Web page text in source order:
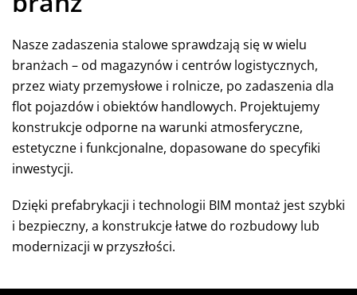
Nasze zadaszenia stalowe sprawdzają się w wielu
branżach – od magazynów i centrów logistycznych,
przez wiaty przemysłowe i rolnicze, po zadaszenia dla
flot pojazdów i obiektów handlowych. Projektujemy
konstrukcje odporne na warunki atmosferyczne,
estetyczne i funkcjonalne, dopasowane do specyfiki
inwestycji.
Dzięki prefabrykacji i technologii BIM montaż jest szybki
i bezpieczny, a konstrukcje łatwe do rozbudowy lub
modernizacji w przyszłości.